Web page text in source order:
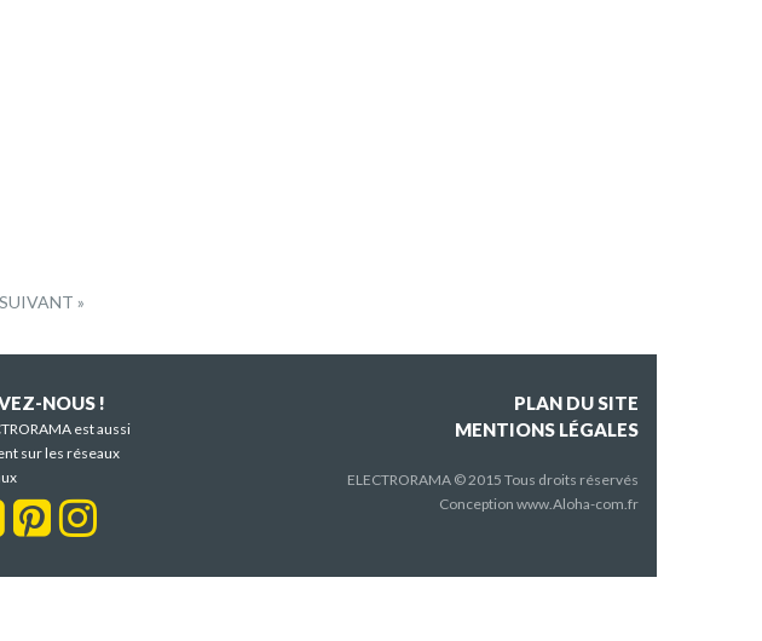
SUIVANT »
NOUS !
est aussi
sur les réseaux
PLAN DU SITE
MENTIONS LÉGALES
ELECTRORAMA © 2015 Tous droits réservés
Conception www.Aloha-com.fr